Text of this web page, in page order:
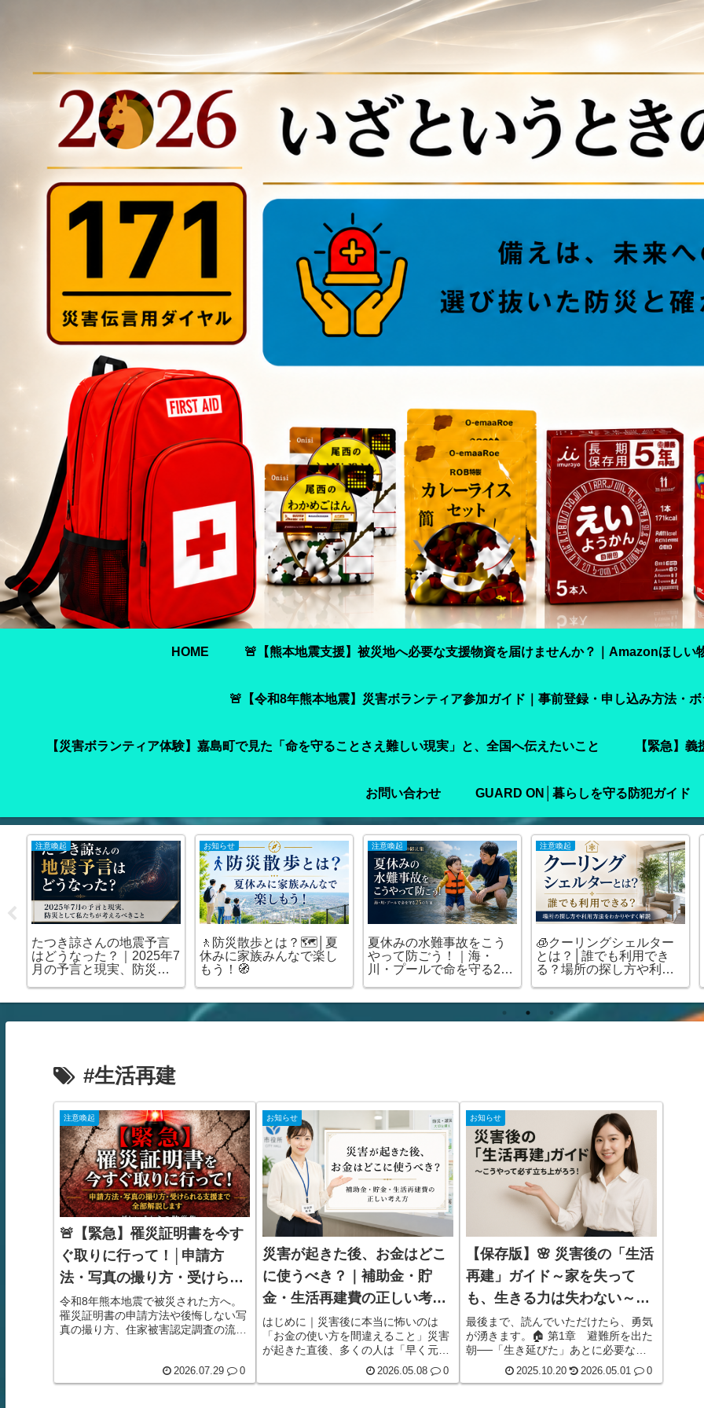
HOME 🚨【熊本地震支援】被災地へ必要な支援物資を届けませんか？｜Amazonほしい
🚨【令和8年熊本地震】災害ボランティア参加ガイド｜事前登録・申し込み方法・
【災害ボランティア体験】嘉島町で見た「命を守ることさえ難しい現実」と、全国へ伝えたいこと 【緊急】
お問い合わせ GUARD ON│暮らしを守る防犯ガイド
注意喚起
たつき諒さんの地震予言
はどうなった？｜2025年7
月の予言と現実、防災と
お知らせ
🚶防災散歩とは？🗺️│夏
休みに家族みんなで楽し
もう！🧭
注意喚起
夏休みの水難事故をこう
やって防ごう！｜海・
川・プールで命を守る25
注意喚起
🧊クーリングシェルター
とは？│誰でも利用でき
る？場所の探し方や利用
#生活再建
注意喚起
🚨【緊急】罹災証明書を今す
ぐ取りに行って！│申請方
法・写真の撮り方・受けられ
る支援まで全部解説します🚨
令和8年熊本地震で被災された方へ。
罹災証明書の申請方法や後悔しない写
真の撮り方、住家被害認定調査の流
後にまずやるべきことが分かる実践ガ
イドです。
2026.07.29 0
お知らせ
災害が起きた後、お金はどこ
に使うべき？｜補助金・貯
金・生活再建費の正しい考え
方
はじめに｜災害後に本当に怖いのは
「お金の使い方を間違えること」災害
が起きた直後、多くの人は「早く元の
生活に戻したい」と考えます。壊れた
家を直したい。家具や家電を買い直し
2026.05.08 0
お知らせ
【保存版】🌸 災害後の「生活
再建」ガイド～家を失って
も、生きる力は失わない～こ
うやって必ず立ち上がろう！
最後まで、読んでいただけたら、勇気
が湧きます。🏠 第1章 避難所を出た
朝──「生き延びた」あとに必要な３
つの行動朝、冷たい床に体を起こした
とき、あなたの心には言葉にならない
2025.10.20 2026.05.01 0